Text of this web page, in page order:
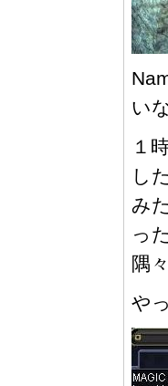
い
１
し
み
っ
隅
や